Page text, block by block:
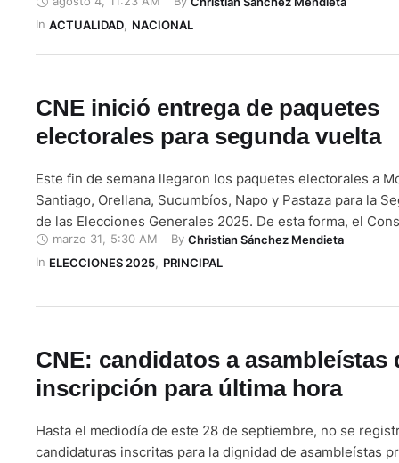
como de segunda vuelta. El documento puede obtenerse
presencial en las 24 Delegaciones Provinciales
In ACTUALIDAD, NACIONAL
CNE inició entrega de paquetes
electorales para segunda vuelta
Este fin de semana llegaron los paquetes electorales a
Santiago, Orellana, Sucumbíos, Napo y Pastaza para la
de las Elecciones Generales 2025. De esta forma, el
Electoral (CNE) inició la distribución del material electoral,
bajo el resguardo de las Fuerzas Armadas (FF.AA.). Los
marzo 31 5:30 AM By Christian Sánchez Mendieta
In ELECCIONES 2025, PRINCIPAL
CNE: candidatos a asambleístas
inscripción para última hora
Hasta el mediodía de este 28 de septiembre, no se
candidaturas inscritas para la dignidad de asambleístas